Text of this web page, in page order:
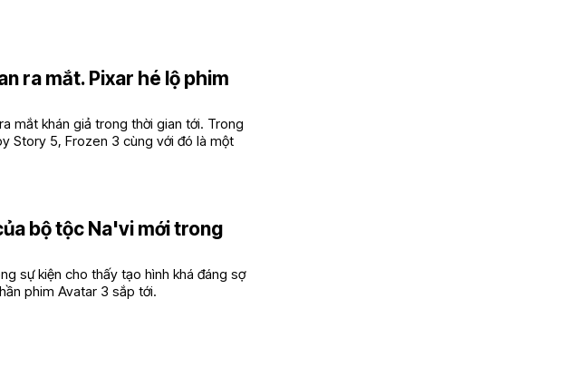
ra mắt. Pixar hé lộ phim
mắt khán giả trong thời gian tới. Trong
Story 5, Frozen 3 cùng với đó là một
bộ tộc Na'vi mới trong
sự kiện cho thấy tạo hình khá đáng sợ
phim Avatar 3 sắp tới.